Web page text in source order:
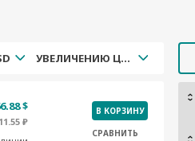
УВЕЛИЧЕНИЮ ЦЕНЫ
$
₽
В КОРЗИНУ
СРАВНИТЬ